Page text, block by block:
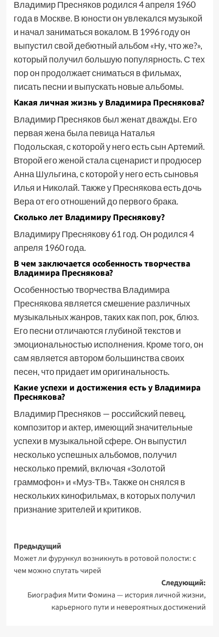
Владимир Пресняков родился 4 апреля 1960
года в Москве. В юности он увлекался музыкой
и начал заниматься вокалом. В 1996 году он
выпустил свой дебютный альбом «Ну, что же?»,
который получил большую популярность. С тех
пор он продолжает сниматься в фильмах,
писать песни и выпускать новые альбомы.
Какая личная жизнь у Владимира Преснякова?
Владимир Пресняков был женат дважды. Его
первая жена была певица Наталья
Подольская, с которой у него есть сын Артемий.
Второй его женой стала сценарист и продюсер
Анна Шульгина, с которой у него есть сыновья
Илья и Николай. Также у Преснякова есть дочь
Вера от его отношений до первого брака.
Сколько лет Владимиру Преснякову?
Владимиру Преснякову 61 год. Он родился 4
апреля 1960 года.
В чем заключается особенность творчества
Владимира Преснякова?
Особенностью творчества Владимира
Преснякова является смешение различных
музыкальных жанров, таких как поп, рок, блюз.
Его песни отличаются глубиной текстов и
эмоциональностью исполнения. Кроме того, он
сам является автором большинства своих
песен, что придает им оригинальность.
Какие успехи и достижения есть у Владимира
Преснякова?
Владимир Пресняков — российский певец,
композитор и актер, имеющий значительные
успехи в музыкальной сфере. Он выпустил
несколько успешных альбомов, получил
несколько премий, включая «Золотой
граммофон» и «Муз-ТВ». Также он снялся в
нескольких кинофильмах, в которых получил
признание зрителей и критиков.
Навигация
записи
Предыдущий
Может ли фурункул возникнуть в ротовой полости: с
чем можно спутать чирей
Следующий:
Биография Мити Фомина — история личной жизни,
карьерного пути и невероятных достижений